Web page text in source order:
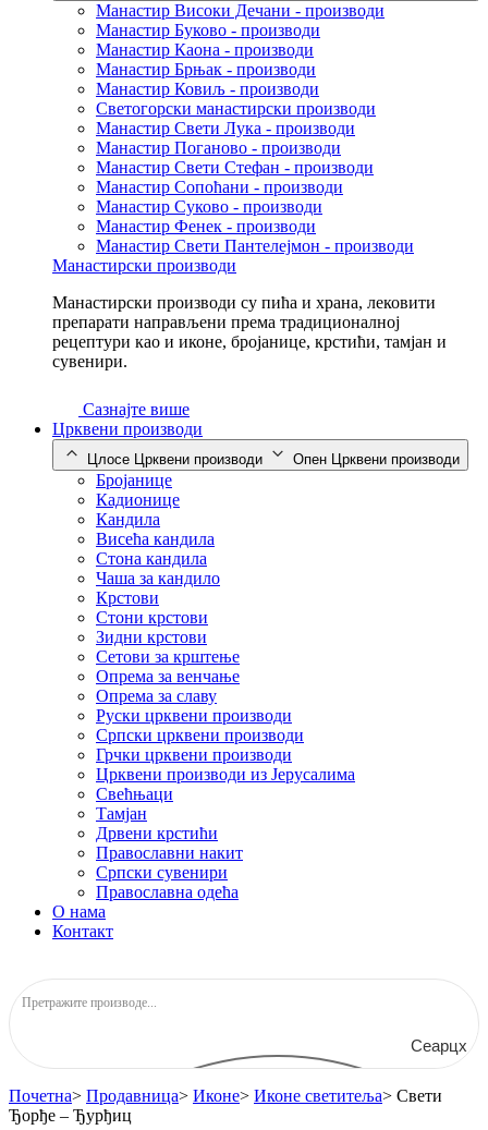
Манастир Високи Дечани - производи
Манастир Буково - производи
Манастир Каона - производи
Манастир Брњак - производи
Манастир Ковиљ - производи
Светогорски манастирски производи
Манастир Свети Лука - производи
Манастир Поганово - производи
Манастир Свети Стефан - производи
Манастир Сопоћани - производи
Манастир Суково - производи
Манастир Фенек - производи
Манастир Свети Пантелејмон - производи
Манастирски производи
Манастирски производи су пића и храна, лековити
препарати направљени према традиционалној
рецептури као и иконе, бројанице, крстићи, тамјан и
сувенири.
Сазнајте више
Црквени производи
Цлосе Црквени производи Опен Црквени производи
Бројанице
Кадионице
Кандила
Висећа кандила
Стона кандила
Чаша за кандило
Крстови
Стони крстови
Зидни крстови
Сетови за крштење
Опрема за венчање
Опрема за славу
Руски црквени производи
Српски црквени производи
Грчки црквени производи
Црквени производи из Јерусалима
Свећњаци
Тамјан
Дрвени крстићи
Православни накит
Српски сувенири
Православна одећа
О нама
Контакт
Сеарцх
Почетна> Продавница> Иконе> Иконе светитеља> Свети
Ђорђе – Ђурђиц